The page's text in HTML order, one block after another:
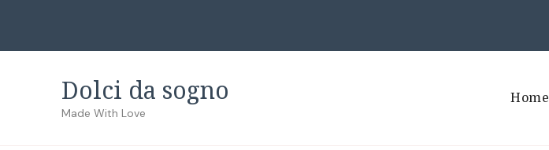
Dolci da sogno
Made With Love
Home